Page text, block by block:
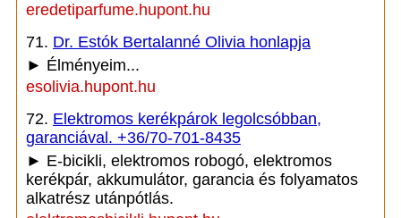
eredetiparfume.hupont.hu
71. Dr. Estók Bertalanné Olivia honlapja
► Élményeim...
esolivia.hupont.hu
72. Elektromos kerékpárok legolcsóbban,
garanciával. +36/70-701-8435
► E-bicikli, elektromos robogó, elektromos
kerékpár, akkumulátor, garancia és folyamatos
alkatrész utánpótlás.